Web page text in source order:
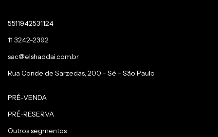
5511942531124
11 3242-2392
sac@elshaddai.com.br
Rua Conde de Sarzedas, 200 - Sé - São Paulo
PRÉ-VENDA
PRÉ-RESERVA
Outros segmentos